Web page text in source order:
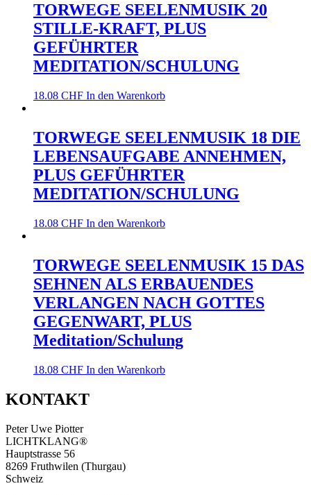
TORWEGE SEELENMUSIK 20
STILLE-KRAFT, PLUS
GEFÜHRTER
MEDITATION/SCHULUNG
18.08 CHF In den Warenkorb
TORWEGE SEELENMUSIK 18 DIE
LEBENSAUFGABE ANNEHMEN,
PLUS GEFÜHRTER
MEDITATION/SCHULUNG
18.08 CHF In den Warenkorb
TORWEGE SEELENMUSIK 15 DAS
SEHNEN ALS ERBAUENDES
VERLANGEN NACH GOTTES
GEGENWART, PLUS
Meditation/Schulung
18.08 CHF In den Warenkorb
KONTAKT
Peter Uwe Piotter
LICHTKLANG®
Hauptstrasse 56
8269 Fruthwilen (Thurgau)
Schweiz